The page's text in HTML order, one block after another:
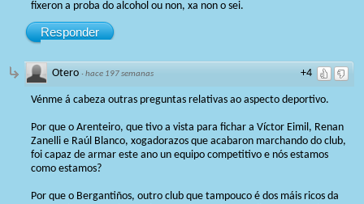
fixeron a proba do alcohol ou non, xa non o sei.
Responder
+4
Otero ·hace 197 semanas
Vénme á cabeza outras preguntas relativas ao aspecto deportivo.
Por que o Arenteiro, que tivo a vista para fichar a Víctor Eimil, Renan
Zanelli e Raúl Blanco, xogadorazos que acabaron marchando do club,
foi capaz de armar este ano un equipo competitivo e nós estamos
como estamos?
Por que o Bergantiños, outro club que tampouco é dos máis ricos da